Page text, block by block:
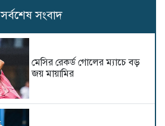
সর্বশেষ সংবাদ
মেসির রেকর্ড গোলের ম্যাচে বড়
জয় মায়ামির